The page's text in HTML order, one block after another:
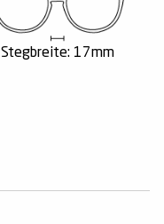
Stegbreite: 17mm